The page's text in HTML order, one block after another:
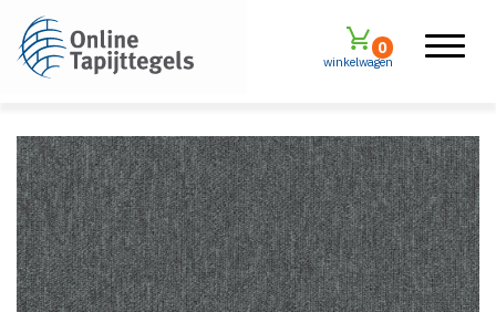
winkelwagen
0